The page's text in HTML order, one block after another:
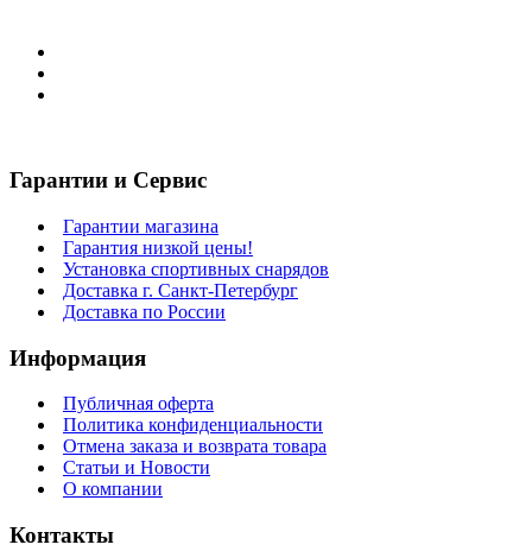
Гарантии и Сервис
Гарантии магазина
Гарантия низкой цены!
Установка спортивных снарядов
Доставка г. Санкт-Петербург
Доставка по России
Информация
Публичная оферта
Политика конфиденциальности
Отмена заказа и возврата товара
Статьи и Новости
О компании
Контакты